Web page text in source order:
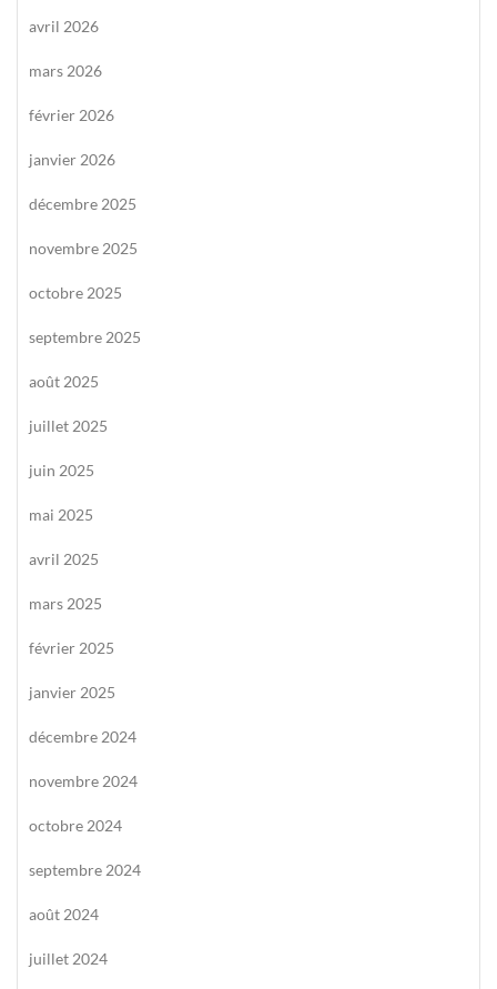
avril 2026
mars 2026
février 2026
janvier 2026
décembre 2025
novembre 2025
octobre 2025
septembre 2025
août 2025
juillet 2025
juin 2025
mai 2025
avril 2025
mars 2025
février 2025
janvier 2025
décembre 2024
novembre 2024
octobre 2024
septembre 2024
août 2024
juillet 2024